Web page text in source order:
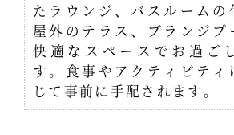
たラウンジ、バスルームの
屋外のテラス、ブランジプ
快適なスペースでお過ご
す。食事やアクティビティ
じて事前に手配されます。